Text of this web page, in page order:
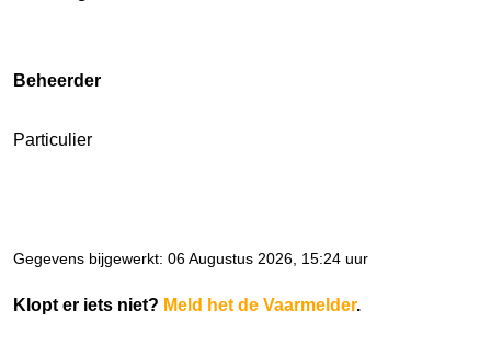
Beheerder
Particulier
Gegevens bijgewerkt: 06 Augustus 2026, 15:24 uur
Klopt er iets niet? Meld het de Vaarmelder.